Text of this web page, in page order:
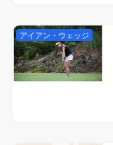
アイアン・ウェッジ